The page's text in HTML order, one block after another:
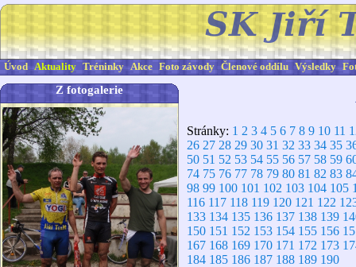
Úvod Aktuality Tréninky Akce Foto závody Členové oddílu Výsledky
Z fotogalerie
Stránky: 1 2 3 4 5 6 7 8 9 10 11
26 27 28 29 30 31 32 33 34 35
50 51 52 53 54 55 56 57 58 59
74 75 76 77 78 79 80 81 82 83
98 99 100 101 102 103 104 105
116 117 118 119 120 121 122
133 134 135 136 137 138 139
150 151 152 153 154 155 156
167 168 169 170 171 172 173
184 185 186 187 188 189 190